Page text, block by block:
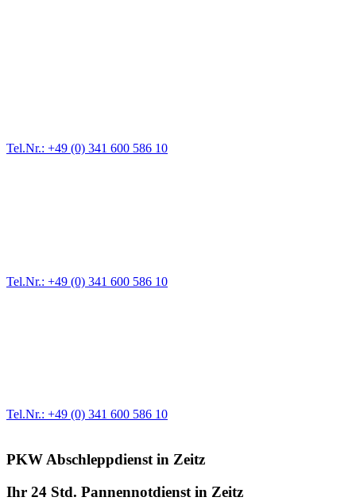
Tel.Nr.: +49 (0) 341 600 586 10
Tel.Nr.: +49 (0) 341 600 586 10
Tel.Nr.: +49 (0) 341 600 586 10
PKW Abschleppdienst in Zeitz
Ihr 24 Std. Pannennotdienst in Zeitz